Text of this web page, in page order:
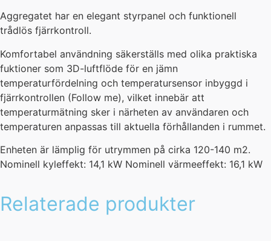
Aggregatet har en elegant styrpanel och funktionell
trådlös fjärrkontroll.
Komfortabel användning säkerställs med olika praktiska
fuktioner som 3D-luftflöde för en jämn
temperaturfördelning och temperatursensor inbyggd i
fjärrkontrollen (Follow me), vilket innebär att
temperaturmätning sker i närheten av användaren och
temperaturen anpassas till aktuella förhållanden i rummet.
Enheten är lämplig för utrymmen på cirka 120-140 m2.
Nominell kyleffekt: 14,1 kW Nominell värmeeffekt: 16,1 kW
Relaterade produkter